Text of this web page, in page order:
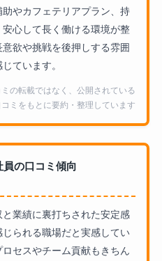
やカフェテリアプラン、持
心して長く働ける環境が整
欲や挑戦を後押しする雰囲
ています。
の転載ではなく、公開されている
ミをもとに要約・整理しています
の口コミ傾向
業績に裏打ちされた安定感
られる職場だと実感してい
セスやチーム貢献もきちん